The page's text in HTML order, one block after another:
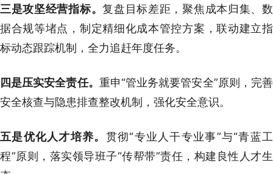
三是攻坚经营指标。复盘目标差距，聚焦成本归集、数
据合规等堵点，制定精细化成本管控方案，联动建立指
标动态跟踪机制，全力追赶年度任务。
四是压实安全责任。 重申“管业务就要管安全”原则，完善
安全核查与隐患排查整改机制，强化安全意识。
五是优化人才培养。 贯彻“专业人干专业事”与“青蓝工
程”原则，落实领导班子“传帮带”责任，构建良性人才生